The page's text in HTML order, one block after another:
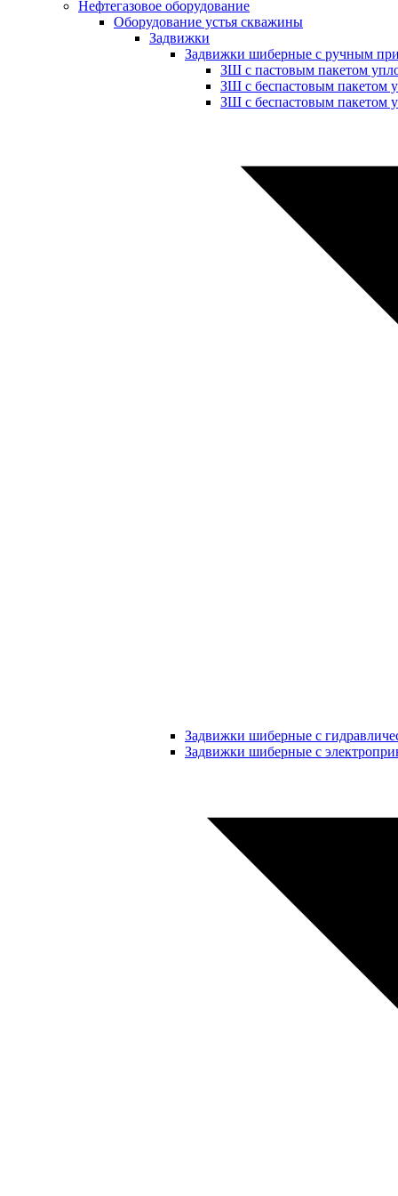
Нефтегазовое оборудование
Оборудование устья скважины
Задвижки
Задвижки шиберные с ручным
ЗШ с пастовым пакетом
ЗШ с беспастовым пакетом
ЗШ с беспастовым пакетом
Задвижки шиберные с
Задвижки шиберные с